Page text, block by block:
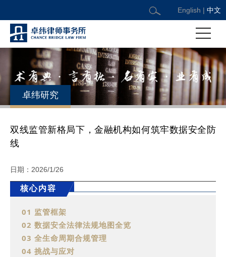
English | 中文
卓纬研究
双线监管新格局下，金融机构如何筑牢数据安全防
线
日期：2026/1/26
核心内容
01 监管框架
02 数据安全法律法规地图全览
03 全生命周期合规管理
04 挑战与应对